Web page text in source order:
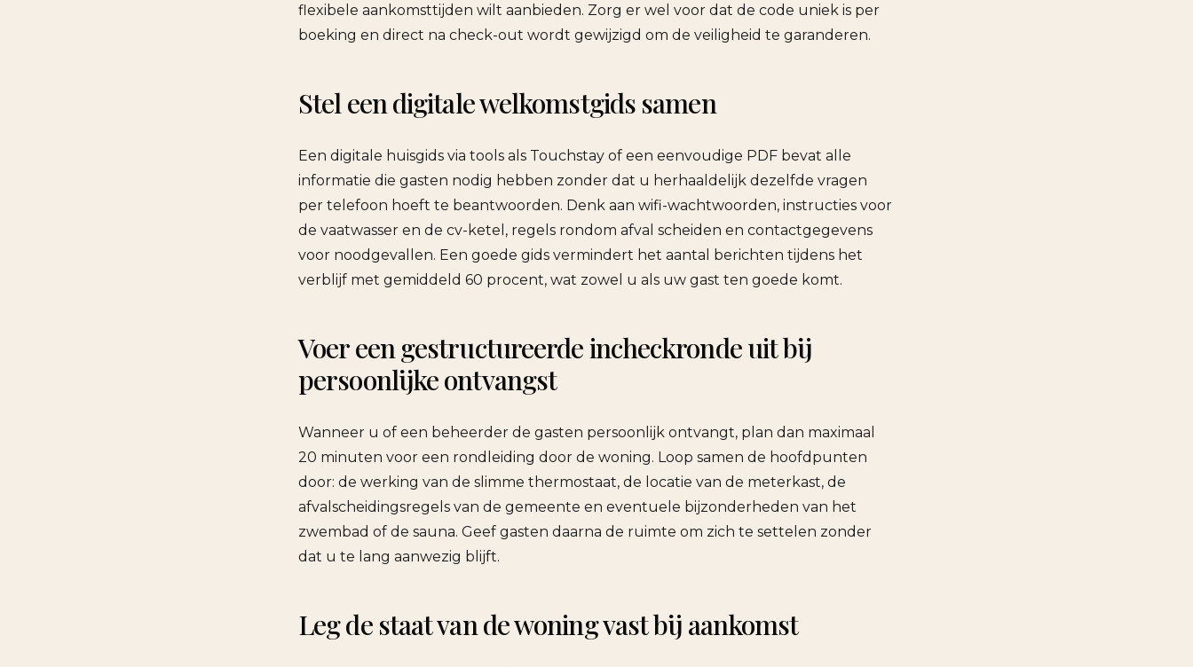
flexibele aankomsttijden wilt aanbieden. Zorg er wel voor dat de code uniek is per
boeking en direct na check-out wordt gewijzigd om de veiligheid te garanderen.
Stel een digitale welkomstgids samen
Een digitale huisgids via tools als Touchstay of een eenvoudige PDF bevat alle
informatie die gasten nodig hebben zonder dat u herhaaldelijk dezelfde vragen
per telefoon hoeft te beantwoorden. Denk aan wifi-wachtwoorden, instructies voor
de vaatwasser en de cv-ketel, regels rondom afval scheiden en contactgegevens
voor noodgevallen. Een goede gids vermindert het aantal berichten tijdens het
verblijf met gemiddeld 60 procent, wat zowel u als uw gast ten goede komt.
Voer een gestructureerde incheckronde uit bij
persoonlijke ontvangst
Wanneer u of een beheerder de gasten persoonlijk ontvangt, plan dan maximaal
20 minuten voor een rondleiding door de woning. Loop samen de hoofdpunten
door: de werking van de slimme thermostaat, de locatie van de meterkast, de
afvalscheidingsregels van de gemeente en eventuele bijzonderheden van het
zwembad of de sauna. Geef gasten daarna de ruimte om zich te settelen zonder
dat u te lang aanwezig blijft.
Leg de staat van de woning vast bij aankomst